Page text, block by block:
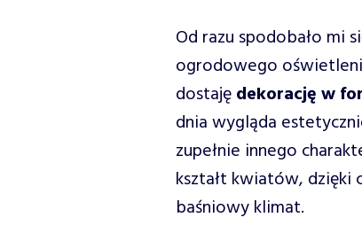
Od razu spodobało mi
ogrodowego
dostajędekorację w
dnia wygląda
zupełnie innego
kształt kwiatów, dzięki
baśniowy klimat.